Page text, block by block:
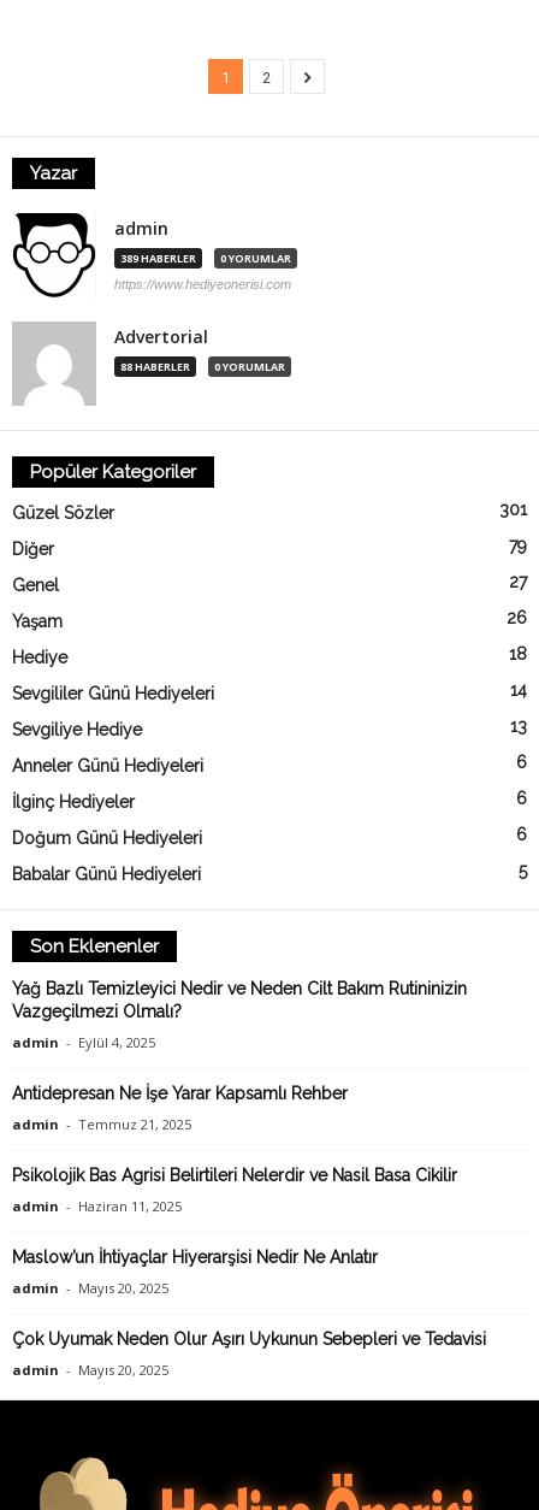
1 2
Yazar
admin
389 HABERLER 0 YORUMLAR
https://www.hediyeonerisi.com
Advertorial
88 HABERLER 0 YORUMLAR
Popüler Kategoriler
Güzel Sözler 301
Diğer 79
Genel 27
Yaşam 26
Hediye 18
Sevgililer Günü Hediyeleri 14
Sevgiliye Hediye 13
Anneler Günü Hediyeleri 6
İlginç Hediyeler 6
Doğum Günü Hediyeleri 6
Babalar Günü Hediyeleri 5
Son Eklenenler
Yağ Bazlı Temizleyici Nedir ve Neden Cilt Bakım Rutininizin
Vazgeçilmezi Olmalı?
admin - Eylül 4, 2025
Antidepresan Ne İşe Yarar Kapsamlı Rehber
admin - Temmuz 21, 2025
Psikolojik Bas Agrisi Belirtileri Nelerdir ve Nasil Basa Cikilir
admin - Haziran 11, 2025
Maslow’un İhtiyaçlar Hiyerarşisi Nedir Ne Anlatır
admin - Mayıs 20, 2025
Çok Uyumak Neden Olur Aşırı Uykunun Sebepleri ve Tedavisi
admin - Mayıs 20, 2025